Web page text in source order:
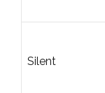
Silent